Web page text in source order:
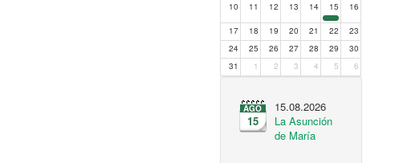
10
11 12 13 14 15 16
17 18 19 20 21 22
23
24
25 26 27 28 29
30
31
1 2 3 4 5 6
AGO
15
15.08.2026
La Asunción
de María